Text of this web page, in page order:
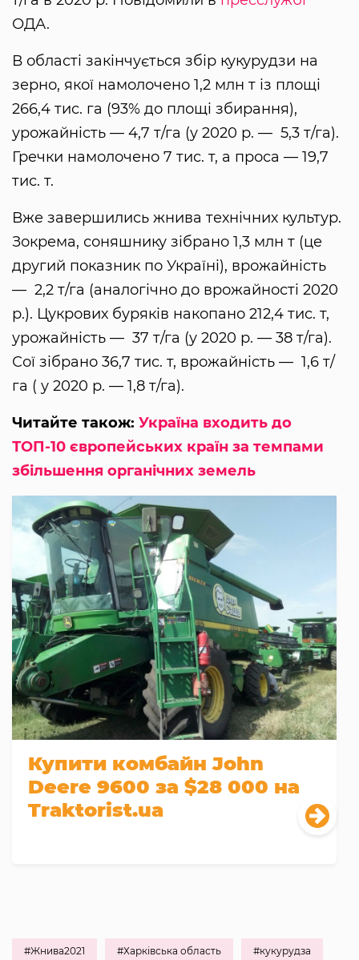
ОДА.
В області закінчується збір кукурудзи на
зерно, якої намолочено 1,2 млн т із площі
266,4 тис. га (93% до площі збирання),
урожайність — 4,7 т/га (у 2020 р. — 5,3 т/га).
Гречки намолочено 7 тис. т, а проса — 19,7
тис. т.
Вже завершились жнива технічних культур.
Зокрема, соняшнику зібрано 1,3 млн т (це
другий показник по Україні), врожайність
— 2,2 т/га (аналогічно до врожайності 2020
р.). Цукрових буряків накопано 212,4 тис. т,
урожайність — 37 т/га (у 2020 р. — 38 т/га).
Сої зібрано 36,7 тис. т, врожайність — 1,6 т/
га ( у 2020 р. — 1,8 т/га).
Читайте також: Україна входить до
ТОП-10 європейських країн за темпами
збільшення органічних земель
Купити комбайн John
Deere 9600 за $28 000 на
Traktorist.ua
#Жнива2021 #Харківська область #кукурудза